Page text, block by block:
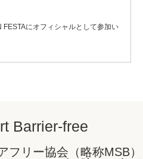
にオフィシャルとして参加い
Barrier-free
フリー協会（略称MSB）